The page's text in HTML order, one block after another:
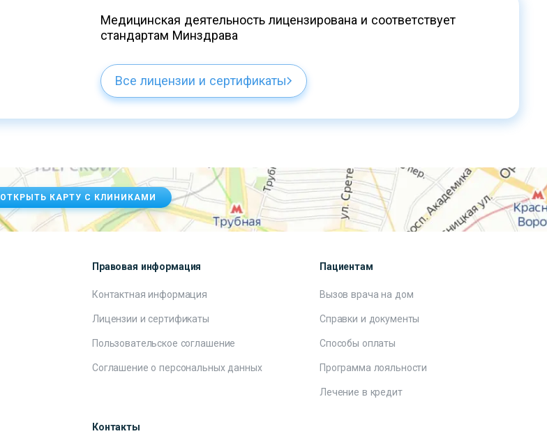
Медицинская деятельность лицензирована и соответствует
стандартам Минздрава
Все лицензии и сертификаты
ОТКРЫТЬ КАРТУ С КЛИНИКАМИ
Правовая информация
Контактная информация
Лицензии и сертификаты
Пользовательское соглашение
Соглашение о персональных данных
Пациентам
Вызов врача на дом
Справки и документы
Способы оплаты
Программа лояльности
Лечение в кредит
Контакты